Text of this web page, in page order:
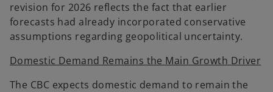
revision for 2026 reflects the fact that earlier
forecasts had already incorporated conservative
assumptions regarding geopolitical uncertainty.
Domestic Demand Remains the Main Growth Driver
The CBC expects domestic demand to remain the